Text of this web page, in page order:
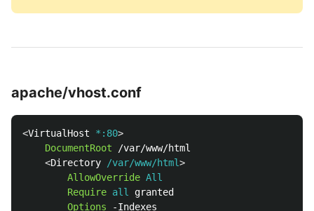
apache/vhost.conf
<VirtualHost *:80
DocumentRoot /var/www/html
<Directory /var/www/html
AllowOverride All
Require all
granted
Options -Indexes